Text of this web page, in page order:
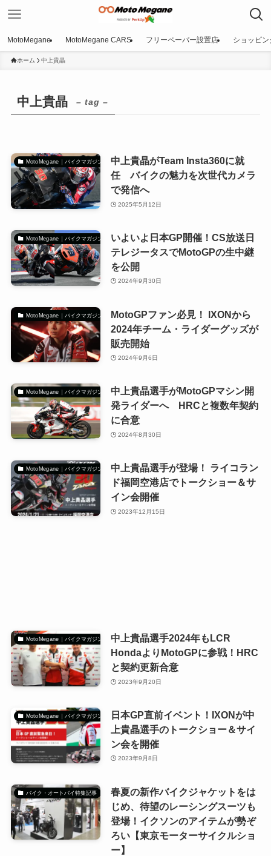
MotoMegane MotoMegane CARS フリーペーパー設置店 ショッピン
ホーム 中上貴晶
中上貴晶 – tag –
MotoMegane｜バイクマガジン
中上貴晶がTeam Insta360に就
任 バイクの魅力を次世代カメラ
で発信へ
2025年5月12日
MotoMegane｜バイクマガジン
いよいよ日本GP開催！CS放送日
テレジータスでMotoGPの生中継
を公開
2024年9月30日
MotoMegane｜バイクマガジン
MotoGPファン必見！ IXONから
2024年チーム・ライダーグッズが
販売開始
2024年9月6日
MotoMegane｜バイクマガジン
中上貴晶選手がMotoGPマシン開
発ライダーへ HRCと複数年契約
に合意
2024年8月30日
MotoMegane｜バイクマガジン
中上貴晶選手が登場！ ライコラン
ド福岡空港店でトークショー＆サ
イン会開催
2023年12月15日
MotoMegane｜バイクマガジン
中上貴晶選手2024年もLCR
HondaよりMotoGPに参戦！HRC
と契約更新合意
2023年9月20日
MotoMegane｜バイクマガジン
日本GP直前イベント！IXONが中
上貴晶選手のトークショー＆サイ
ン会を開催
2023年9月8日
バイク・オートバイ特集記事
春夏の新作バイクジャケットをは
じめ、待望のレーシングスーツも
登場！イクソンのアイテムが勢ぞ
ろい【東京モーターサイクルショ
ー】